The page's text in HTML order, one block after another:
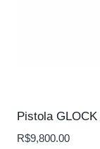
Pistola
R$9,800.00